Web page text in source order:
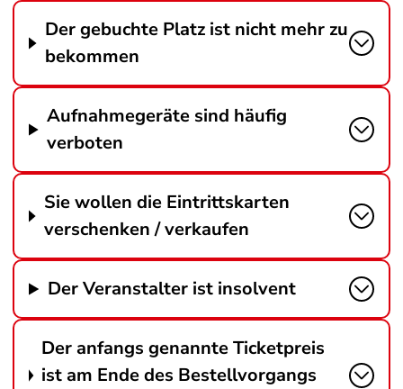
Der gebuchte Platz ist nicht mehr zu
bekommen
Aufnahmegeräte sind häufig
verboten
Sie wollen die Eintrittskarten
verschenken / verkaufen
Der Veranstalter ist insolvent
Der anfangs genannte Ticketpreis
ist am Ende des Bestellvorgangs